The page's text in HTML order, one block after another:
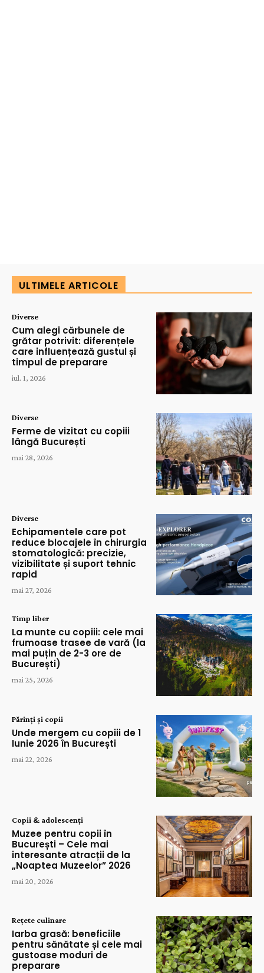
ULTIMELE ARTICOLE
Diverse
Cum alegi cărbunele de
grătar potrivit: diferențele
care influențează gustul și
timpul de preparare
iul. 1, 2026
Diverse
Ferme de vizitat cu copiii
lângă București
mai 28, 2026
Diverse
Echipamentele care pot
reduce blocajele în chirurgia
stomatologică: precizie,
vizibilitate și suport tehnic
rapid
mai 27, 2026
Timp liber
La munte cu copiii: cele mai
frumoase trasee de vară (la
mai puțin de 2-3 ore de
București)
mai 25, 2026
Părinți și copii
Unde mergem cu copiii de 1
Iunie 2026 în București
mai 22, 2026
Copii & adolescenți
Muzee pentru copii în
București – Cele mai
interesante atracții de la
„Noaptea Muzeelor” 2026
mai 20, 2026
Rețete culinare
Iarba grasă: beneficiile
pentru sănătate și cele mai
gustoase moduri de
preparare